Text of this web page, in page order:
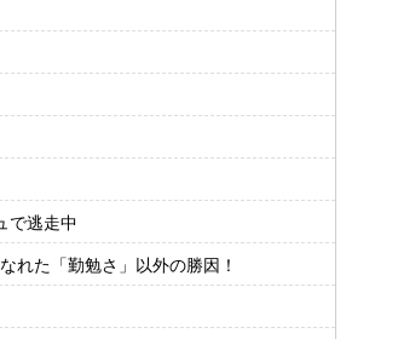
で逃走中
れた「勤勉さ」以外の勝因！